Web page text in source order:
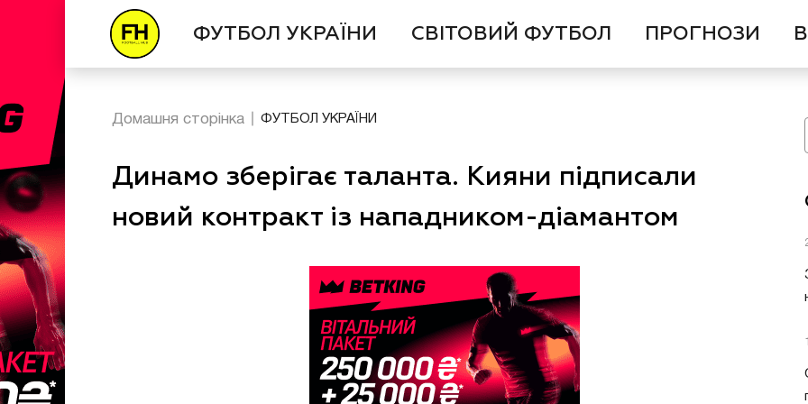
ФУТБОЛ УКРАЇНИ СВІТОВИЙ ФУТБОЛ ПРОГНОЗИ
Домашня сторінка ФУТБОЛ УКРАЇНИ
Динамо зберігає таланта. Кияни підписали
новий контракт із нападником-діамантом